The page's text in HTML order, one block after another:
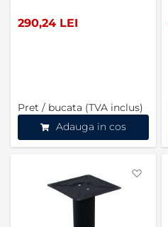
290,24 LEI
Pret / bucata (TVA inclus)
Adauga in cos